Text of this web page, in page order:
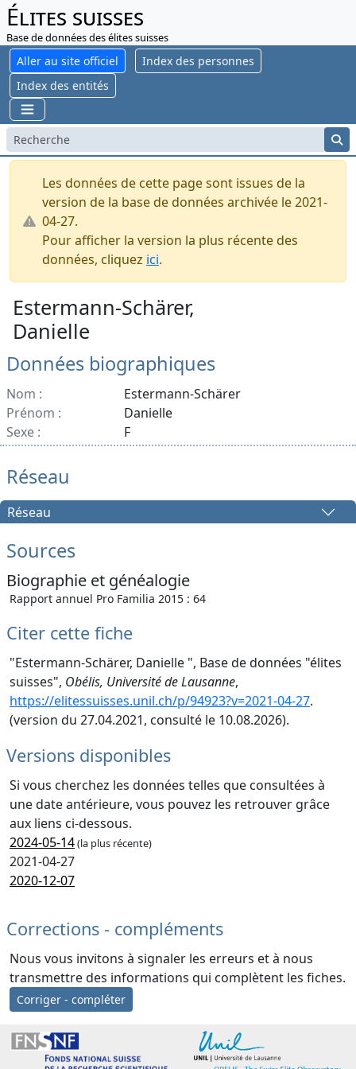
Élites suisses
Base de données des élites suisses
Aller au site officiel
Index des personnes
Index des entités
Les données de cette page sont issues de la
version de la base de données archivée le 2021-
04-27.
Pour afficher la version la plus récente des
données, cliquez ici.
Estermann-Schärer,
Danielle
Données biographiques
Nom :
Estermann-Schärer
Prénom :
Danielle
Sexe :
F
Réseau
Réseau
Sources
Biographie et généalogie
Rapport annuel Pro Familia 2015 : 64
Citer cette fiche
"Estermann-Schärer, Danielle ", Base de données "élites
suisses", Obélis, Université de Lausanne,
https://elitessuisses.unil.ch/p/94923?v=2021-04-27.
(version du 27.04.2021, consulté le 10.08.2026).
Versions disponibles
Si vous cherchez les données telles que consultées à
une date antérieure, vous pouvez les retrouver grâce
aux liens ci-dessous.
2024-05-14(la plus récente)
2021-04-27
2020-12-07
Corrections - compléments
Nous vous invitons à signaler les erreurs et à nous
transmettre des informations qui complètent les fiches.
Corriger - compléter